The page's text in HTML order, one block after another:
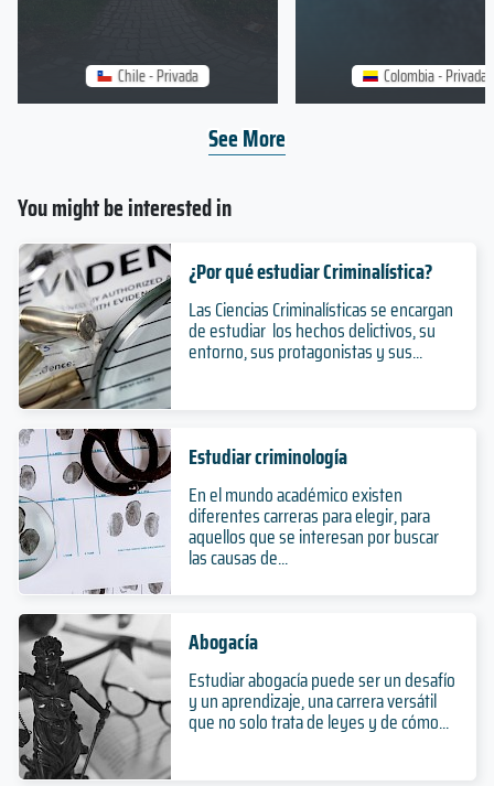
You might be interested in
¿Por qué estudiar Criminalística?
Las Ciencias Criminalísticas se encargan
de estudiar los hechos delictivos, su
entorno, sus protagonistas y sus...
Estudiar criminología
En el mundo académico existen
diferentes carreras para elegir, para
aquellos que se interesan por buscar
las causas de...
Abogacía
Estudiar abogacía puede ser un desafío
y un aprendizaje, una carrera versátil
que no solo trata de leyes y de cómo...
Chile - Privada Colombia - Privada
See More